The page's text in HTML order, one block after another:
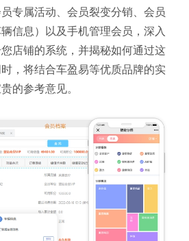
专属活动、会员裂变分销、会员
信息）以及手机管理会员，深入
店铺的系统，并揭秘如何通过这
，将结合车盈易等优质品牌的实
的参考意见。